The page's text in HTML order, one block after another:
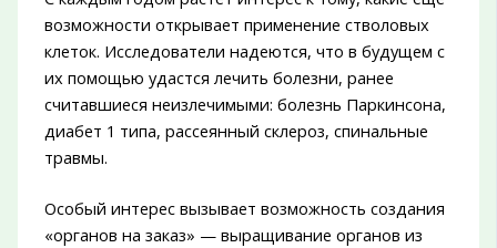
возможности открывает применение стволовых
клеток. Исследователи надеются, что в будущем с
их помощью удастся лечить болезни, ранее
считавшиеся неизлечимыми: болезнь Паркинсона,
диабет 1 типа, рассеянный склероз, спинальные
травмы.
Особый интерес вызывает возможность создания
«органов на заказ» — выращивание органов из